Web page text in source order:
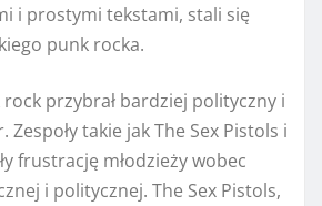
i prostymi tekstami, stali się
punk rocka.
przybrał bardziej polityczny i
Zespoły takie jak The Sex Pistols i
frustrację młodzieży wobec
i politycznej. The Sex Pistols,